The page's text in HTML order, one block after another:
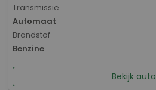
Transmissie
Automaat
Brandstof
Benzine
Bekijk auto